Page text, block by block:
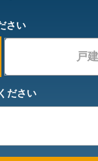
さい
戸建
ださい